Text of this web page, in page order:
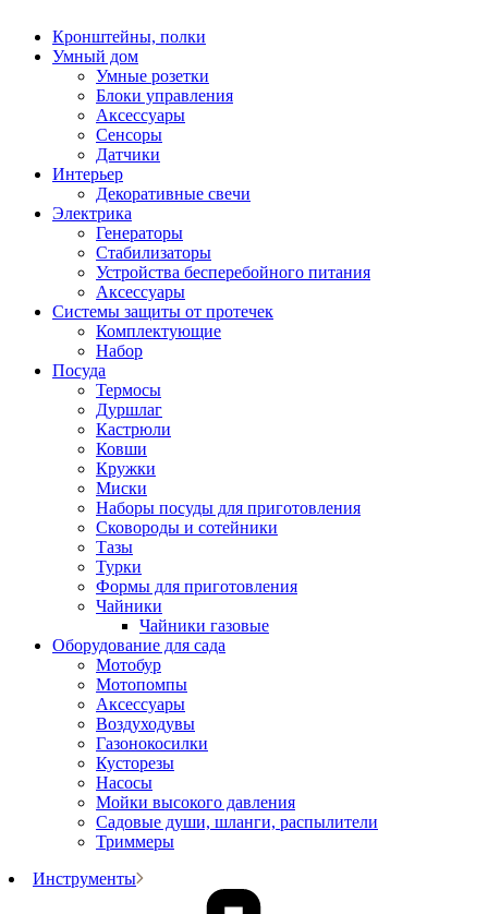
Кронштейны, полки
Умный дом
Умные розетки
Блоки управления
Аксессуары
Сенсоры
Датчики
Интерьер
Декоративные свечи
Электрика
Генераторы
Стабилизаторы
Устройства бесперебойного питания
Аксессуары
Системы защиты от протечек
Комплектующие
Набор
Посуда
Термосы
Дуршлаг
Кастрюли
Ковши
Кружки
Миски
Наборы посуды для приготовления
Сковороды и сотейники
Тазы
Турки
Формы для приготовления
Чайники
Чайники газовые
Оборудование для сада
Мотобур
Мотопомпы
Аксессуары
Воздуходувы
Газонокосилки
Кусторезы
Насосы
Мойки высокого давления
Садовые души, шланги, распылители
Триммеры
Инструменты